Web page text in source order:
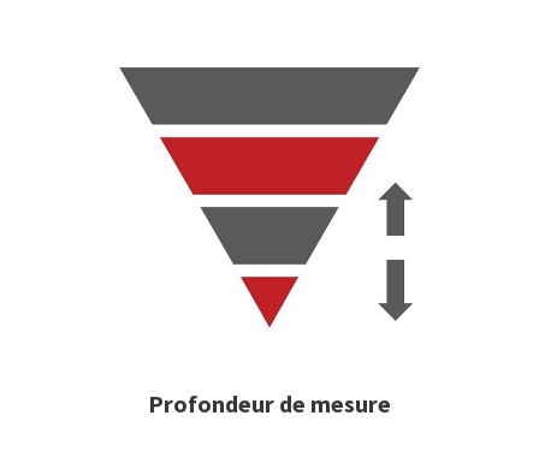
Profondeur de mesure